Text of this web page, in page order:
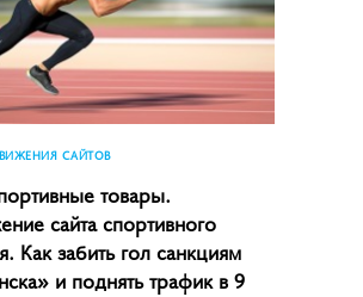
САЙТОВ
товары.
сайта спортивного
Как забить гол санкциям
и поднять трафик в 9